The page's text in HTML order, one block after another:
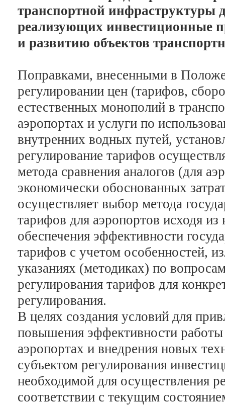
транспортной инфраструктуры
реализующих инвестиционные
и развитию объектов
Поправками, внесенными в
регулировании цен (тарифов,
естественных монополий в
аэропортах и услуги по
внутренних водных путей,
регулирование тарифов
метода сравнения аналогов (для
экономически обоснованных
осуществляет выбор метода
тарифов для аэропортов исходя из
обеспечения эффективности
тарифов с учетом особенностей,
указаниях (методиках) по
регулирования тарифов для
регулирования.
В целях создания условий для
повышения эффективности работы
аэропортах и внедрения новых
субъектом регулирования
необходимой для осуществления
соответствии с текущим